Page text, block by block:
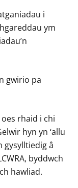
i
ym
gwirio pa
rhaid i chi
hyn yn ‘allu
gysylltiedig â
byddwch
hawliad.